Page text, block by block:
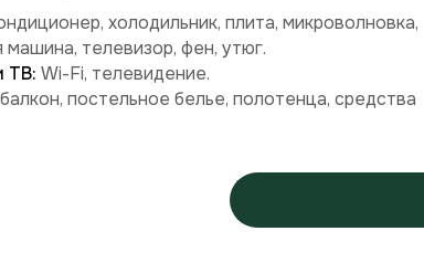
холодильник, плита, микроволновка,
машина, телевизор, фен, утюг.
ТВ: Wi-Fi, телевидение.
балкон, постельное белье, полотенца, средства